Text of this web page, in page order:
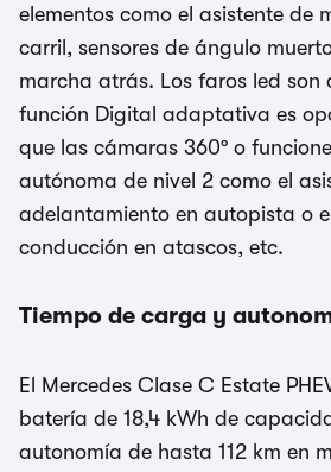
elementos como el asistente de
carril, sensores de ángulo
marcha atrás. Los faros led son
función Digital adaptativa es
que las cámaras 360º o
autónoma de nivel 2 como el
adelantamiento en autopista o
conducción en atascos, etc.
Tiempo de carga y
El Mercedes Clase C Estate
batería de 18,4 kWh de
autonomía de hasta 112 km en